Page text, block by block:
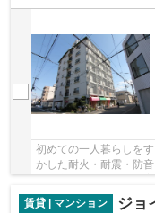
初めての一人暮らしを
かした耐火・耐震・防
らは空き部屋ですので
賃貸 | マンション
ジョ